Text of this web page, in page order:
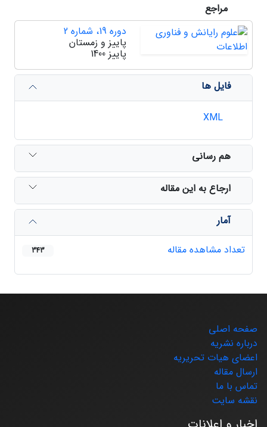
مراجع
دوره 19، شماره 2
پاییز و زمستان
پاییز 1400
فایل ها
هم رسانی
ارجاع به این مقاله
آمار
تعداد مشاهده مقاله
343
صفحه اصلی
درباره نشریه
اعضای هیات تحریریه
ارسال مقاله
تماس با ما
نقشه سایت